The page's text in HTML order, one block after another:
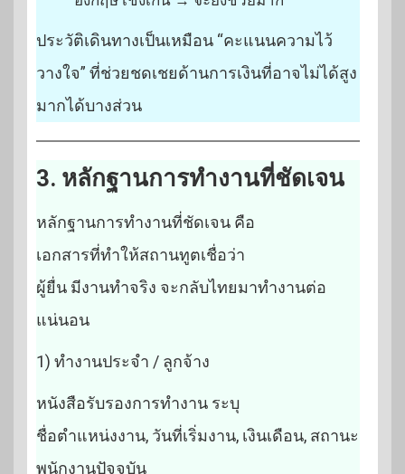
ประวัติเดินทางเป็นเหมือน “คะแนนความไว้
วางใจ” ที่ช่วยชดเชยด้านการเงินที่อาจไม่ได้สูง
มากได้บางส่วน
3. หลักฐานการทำงานที่ชัดเจน
หลักฐานการทำงานที่ชัดเจน คือ
เอกสารที่ทำให้สถานทูตเชื่อว่า
ผู้ยื่น มีงานทำจริง จะกลับไทยมาทำงานต่อ
แน่นอน
1) ทำงานประจำ / ลูกจ้าง
หนังสือรับรองการทำงาน ระบุ
ชื่อตำแหน่งงาน, วันที่เริ่มงาน, เงินเดือน, สถานะ
พนักงานปัจจุบัน